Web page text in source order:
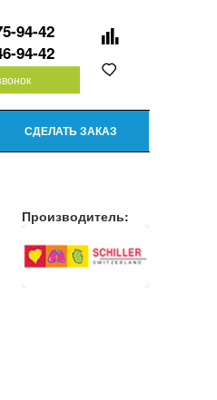
94-42
94-42
СДЕЛАТЬ ЗАКАЗ
Производитель: